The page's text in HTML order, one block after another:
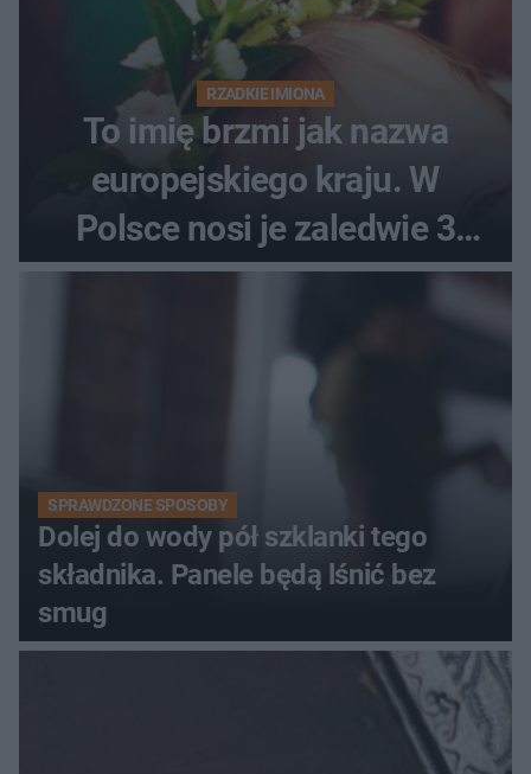
RZADKIE IMIONA
To imię brzmi jak nazwa
europejskiego kraju. W
Polsce nosi je zaledwie 3
kobiety
SPRAWDZONE SPOSOBY
Dolej do wody pół szklanki tego
składnika. Panele będą lśnić bez
smug